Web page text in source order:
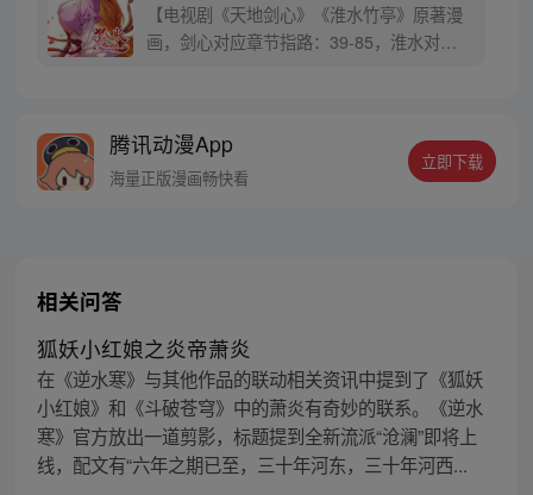
【电视剧《天地剑心》《淮水竹亭》原著漫
画，剑心对应章节指路：39-85，淮水对应
腾讯动漫App
海量正版漫画畅快看
立即下载
相关问答
狐妖小红娘之炎帝萧炎
在《逆水寒》与其他作品的联动相关资讯中提到了《狐妖
小红娘》和《斗破苍穹》中的萧炎有奇妙的联系。《逆水
寒》官方放出一道剪影，标题提到全新流派“沧澜”即将上
线，配文有“六年之期已至，三十年河东，三十年河西...